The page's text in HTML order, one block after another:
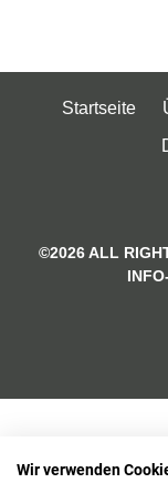
Startseite
©2026 ALL
Wir verwenden